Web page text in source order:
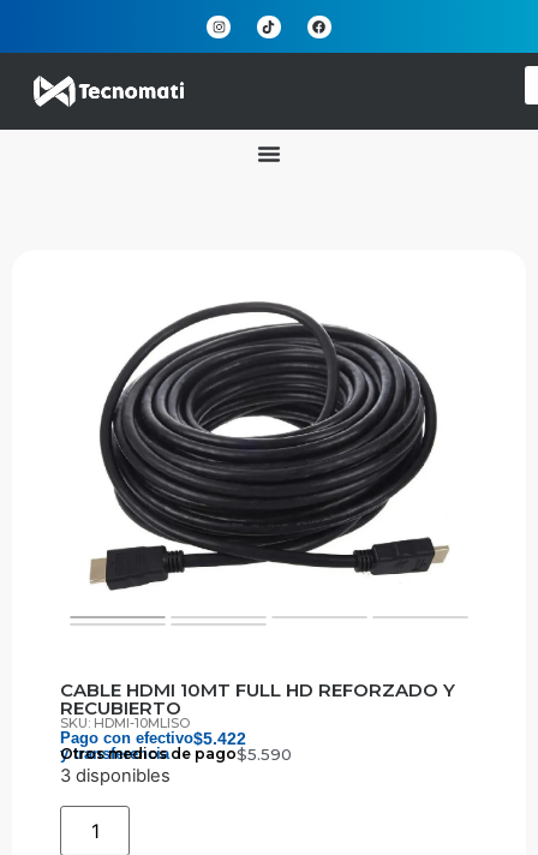
CABLE HDMI 10MT FULL HD REFORZADO Y
RECUBIERTO
SKU: HDMI-10MLISO
Pago con efectivo
y transferencia
$5.422
Otros medios de pago$5.590
3 disponibles